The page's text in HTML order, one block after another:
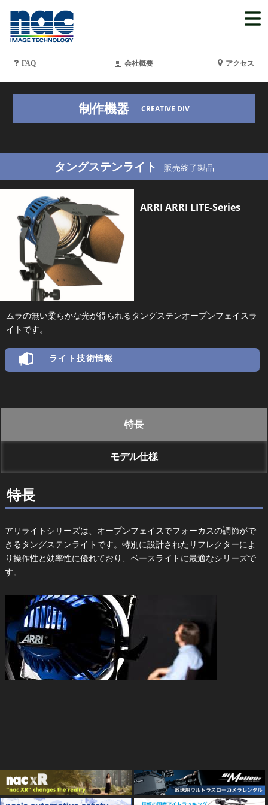
FAQ 会社概要 アクセス
制作機器 CREATIVE DIV
タングステンライト 販売終了製品
ARRI ARRI LITE-Series
ムラの無い柔らかな光が得られるタングステンオープンフェイスラ
イトです。
ライト技術情報
特長
モデル仕様
特長
アリライトシリーズは、オープンフェイスでフォーカスの調節がで
きるタングステンライトです。特別に設計されたリフレクターによ
り操作性と効率性に優れており、ベースライトに最適なシリーズで
す。